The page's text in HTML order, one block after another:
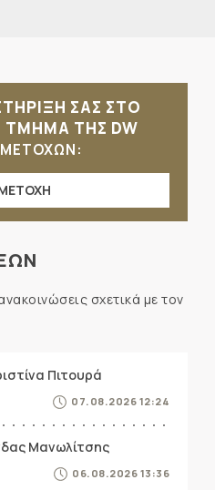
ΣΑΣ ΣΤΟ
ΤΗΣ DW
σχετικά με τον
Πιτουρά
07.08.2026 12:24
Μανωλίτσης
06.08.2026 13:36